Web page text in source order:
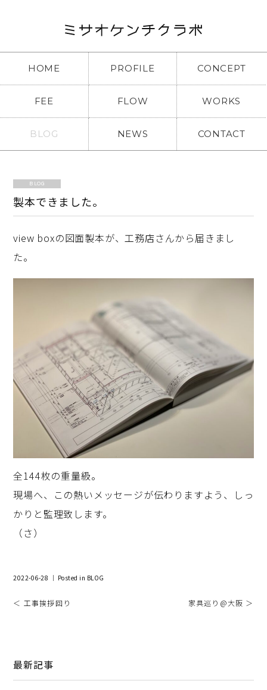
HOME PROFILE CONCEPT
FEE FLOW WORKS
BLOG NEWS CONTACT
BLOG
製本できました。
view boxの図面製本が、工務店さんから届きまし
た。
全144枚の重量級。
現場へ、この熱いメッセージが伝わりますよう、しっ
かりと監理致します。
（さ）
2022-06-28 ｜ Posted in BLOG
＜ 工事挨拶回り 家具巡り@大阪 ＞
最新記事